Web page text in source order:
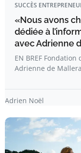
SUCCÈS
«Nous avons
dédiée à
avec Adrienne
EN BREF Fondation
Adrienne de
Adrien Noël